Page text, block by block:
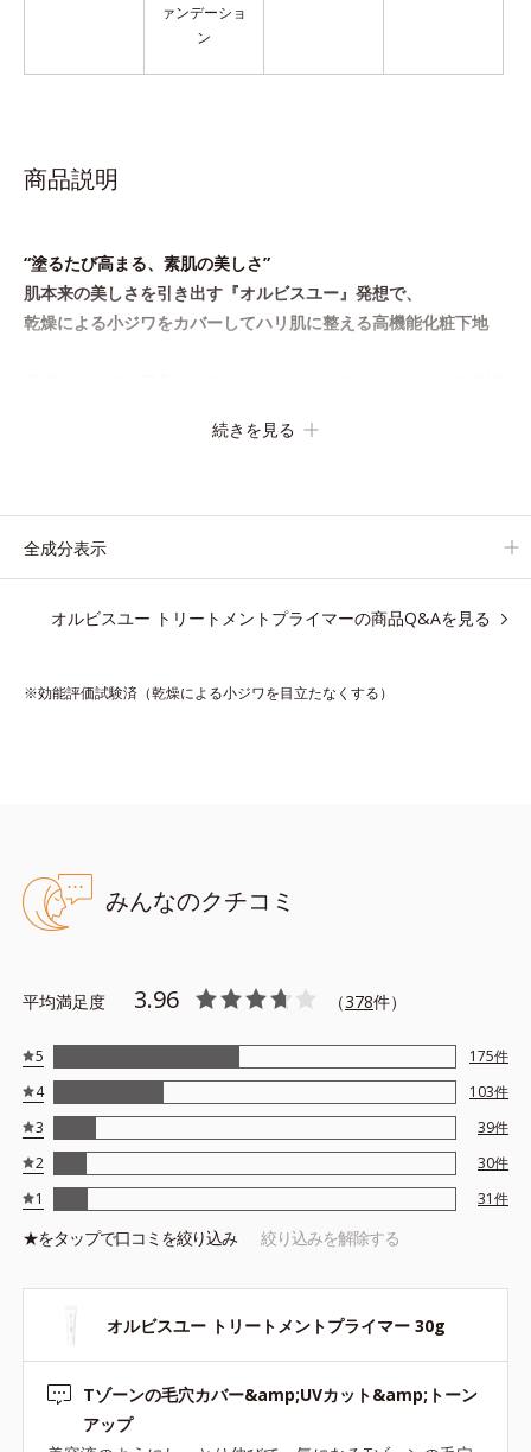
ァンデーショ
ン
商品説明
“塗るたび高まる、素肌の美しさ”
肌本来の美しさを引き出す『オルビスユー』発想で、
乾燥による小ジワをカバーしてハリ肌に整える高機能化粧下地
保湿成分が肌全層(*2)に働きかけて、肌のうるおいをグンとアッ
ケアのW効果で軽やかな美肌を印象づけます。
合成分(*3)が、ブルーライト、紫外線、大気中の微粒子汚れなど
【ラスティング効果】
皮脂選択テカリ防止成分(*5)
*2 角層の範囲内
*3 スキンプロテクト※複合成分配合＝肌を保護し、乾燥を防ぐ
複合成分 ※ ビルベリー葉エキス、タベブイアインペチギノサ
樹皮エキス
*4 グリセリルグルコシド（保湿成分）、（ジメチコン／ビニル
ジメチコン）クロスポリマー、ジメチコン（カバー成分）
*5 アクリレーツコポリマー
ンフリー
●SPF50・PA+++
●セイヨウナシ果汁エキス*1＝保湿成分 ●カンゾウ葉エキス＝保湿
続きを見る
全成分表示
オルビスユー トリートメントプライマーの商品Q&Aを見る
※効能評価試験済（乾燥による小ジワを目立たなくする）
みんなのクチコミ
平均満足度 3.96 （378件）
5 175件
4
103件
3
39件
2
30件
1
31件
★をタップで口コミを絞り込み 絞り込みを解除する
オルビスユー トリートメントプライマー 30g
Tゾーンの毛穴カバー&amp;UVカット&amp;トーン
アップ